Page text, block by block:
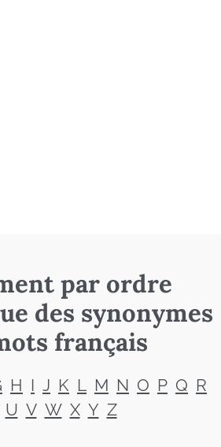
par ordre
des synonymes
français
H I J K L M N O P Q R
U V W X Y Z